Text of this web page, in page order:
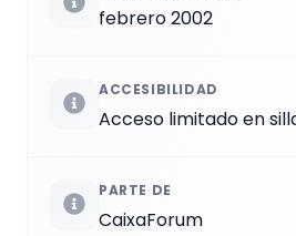
febrero 2002
ACCESIBILIDAD
Acceso limitado en
PARTE DE
CaixaForum